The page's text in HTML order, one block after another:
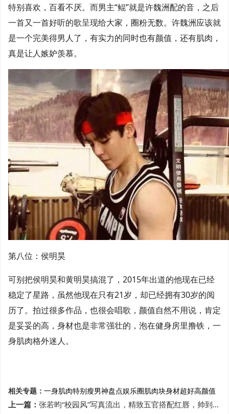
特别喜欢，百看不厌。而男主“鲲”就是许魏洲配的音，之后
一首又一首好听的歌呈现给大家，圈粉无数。许魏洲应该就
是一个完美得男人了，有实力的同时也有颜值，还有肌肉，
真是让人嫉妒羡慕。
第八位：侯明昊
可别把侯明昊和黄明昊搞混了，2015年出道的他现在已经
稳定了星路，虽然他现在只有21岁，却已经拥有30岁的阅
历了。拍过很多作品，也很会唱歌，颜值自然不用说，肯定
是妥妥的高，身材也是非常强壮的，泡在健身房里撸铁，一
身肌肉格外迷人。
相关专题： 一身肌肉特别瘦男神盘点娱乐圈肌肉块身材超好高颜值
上一篇： 张若昀“校园风”写真流出，精致五官搭配红唇，帅到不敢直视